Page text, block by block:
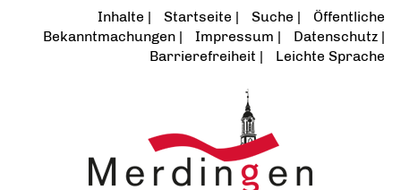
Inhalte Startseite Suche
Öffentliche
Bekanntmachungen
Impressum
Datenschutz
Barrierefreiheit
Leichte Sprache